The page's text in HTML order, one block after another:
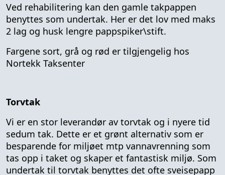
Ved rehabilitering kan den gamle takpappen
benyttes som undertak. Her er det lov med maks
2 lag og husk lengre pappspiker\stift.
Fargene sort, grå og rød er tilgjengelig hos
Nortekk Taksenter
Torvtak
Vi er en stor leverandør av torvtak og i nyere tid
sedum tak. Dette er et grønt alternativ som er
besparende for miljøet mtp vannavrenning som
tas opp i taket og skaper et fantastisk miljø. Som
undertak til torvtak benyttes det ofte sveisepapp